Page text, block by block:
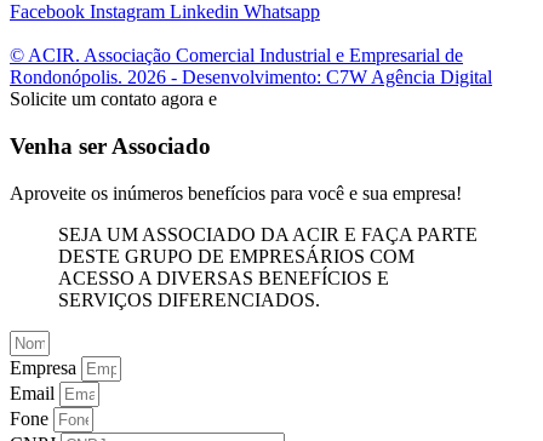
Facebook Instagram Linkedin Whatsapp
© ACIR. Associação Comercial Industrial e Empresarial de
Rondonópolis. 2026 - Desenvolvimento: C7W Agência Digital
Solicite um contato agora e
Venha ser Associado
Aproveite os inúmeros benefícios para você e sua empresa!
SEJA UM ASSOCIADO DA ACIR E FAÇA PARTE
DESTE GRUPO DE EMPRESÁRIOS COM
ACESSO A DIVERSAS BENEFÍCIOS E
SERVIÇOS DIFERENCIADOS.
Empresa
Email
Fone